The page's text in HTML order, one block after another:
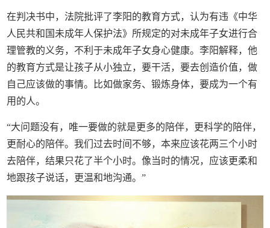
在判决书中，法院批评了李阳的教育方式，认为有违《中华
人民共和国未成年人保护法》所规定的对未成年子女进行合
理管教的义务，不利于未成年子女身心健康。李阳解释，他
的教育方式是让孩子从小独立，要干活，要去创造价值，做
自己应该做的事情。比如做家务、锻炼身体，要成为一个有
用的人。
“大问题没有，唯一要做的就是更多的陪伴，更科学的陪伴，
更耐心的陪伴。我们过去时间不够，本来应该花两三个小时
去陪伴，结果只花了半个小时。像当时的情况，应该更柔和
地跟孩子说话，更温和地沟通。”